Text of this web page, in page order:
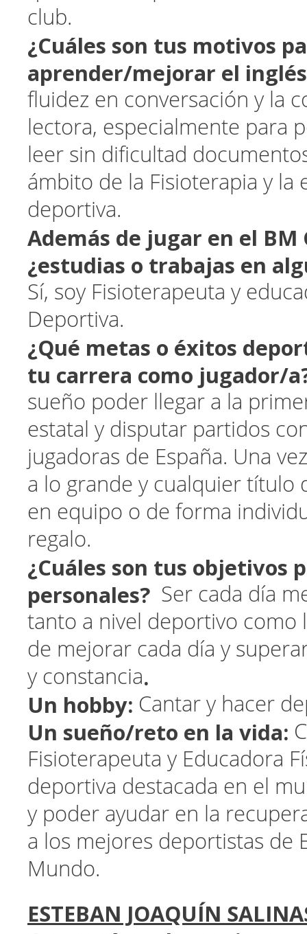
club.
¿Cuáles son tus motivos
aprender/mejorar el
fluidez en conversación y la
lectora, especialmente para
leer sin dificultad
ámbito de la Fisioterapia y la
deportiva.
Además de jugar en el BM
¿estudias o trabajas en
Sí, soy Fisioterapeuta y
Deportiva.
¿Qué metas o éxitos
tu carrera como jugador/
sueño poder llegar a la
estatal y disputar partidos
jugadoras de España. Una
a lo grande y cualquier título
en equipo o de forma
regalo.
¿Cuáles son tus objetivos
personales? Ser cada día
tanto a nivel deportivo como
de mejorar cada día y
y constancia.
Un hobby: Cantar y hacer
Un sueño/reto en la vida:
Fisioterapeuta y Educadora
deportiva destacada en el
y poder ayudar en la
a los mejores deportistas de
Mundo.
ESTEBAN JOAQUÍN